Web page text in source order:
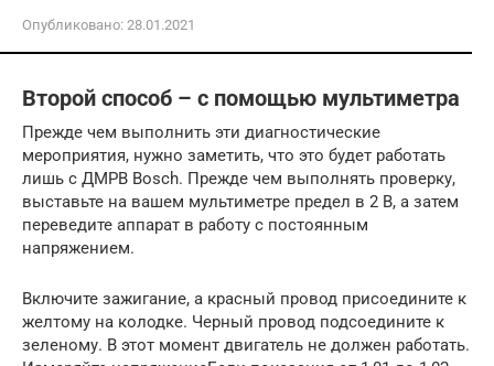
Опубликовано: 28.01.2021
Второй способ – с помощью мультиметра
Прежде чем выполнить эти диагностические
мероприятия, нужно заметить, что это будет работать
лишь с ДМРВ Bosch. Прежде чем выполнять проверку,
выставьте на вашем мультиметре предел в 2 В, а затем
переведите аппарат в работу с постоянным
напряжением.
Включите зажигание, а красный провод присоедините к
желтому на колодке. Черный провод подсоедините к
зеленому. В этот момент двигатель не должен работать.